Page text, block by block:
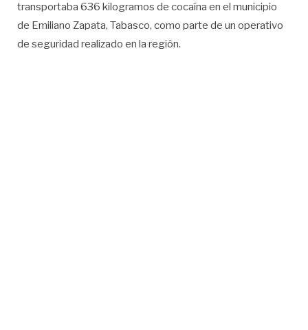
transportaba 636 kilogramos de cocaína en el municipio
de Emiliano Zapata, Tabasco, como parte de un operativo
de seguridad realizado en la región.